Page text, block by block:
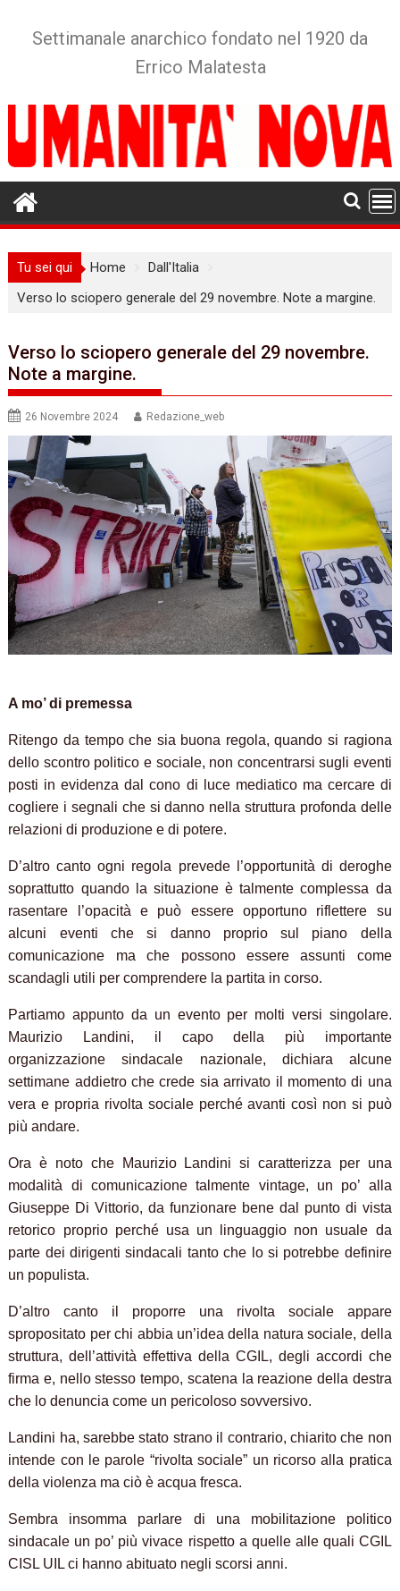
Settimanale anarchico fondato nel 1920 da
Errico Malatesta
Tu sei qui Home
Dall'Italia
Verso lo sciopero generale del 29 novembre. Note a margine.
Verso lo sciopero generale del 29 novembre.
Note a margine.
26 Novembre 2024 Redazione_web
A mo’ di premessa
Ritengo da tempo che sia buona regola, quando si ragiona
dello scontro politico e sociale, non concentrarsi sugli eventi
posti in evidenza dal cono di luce mediatico ma cercare di
cogliere i segnali che si danno nella struttura profonda delle
relazioni di produzione e di potere.
D’altro canto ogni regola prevede l’opportunità di deroghe
soprattutto quando la situazione è talmente complessa da
rasentare l’opacità e può essere opportuno riflettere su
alcuni eventi che si danno proprio sul piano della
comunicazione ma che possono essere assunti come
scandagli utili per comprendere la partita in corso.
Partiamo appunto da un evento per molti versi singolare.
Maurizio Landini, il capo della più importante
organizzazione sindacale nazionale, dichiara alcune
settimane addietro che crede sia arrivato il momento di una
vera e propria rivolta sociale perché avanti così non si può
più andare.
Ora è noto che Maurizio Landini si caratterizza per una
modalità di comunicazione talmente vintage, un po’ alla
Giuseppe Di Vittorio, da funzionare bene dal punto di vista
retorico proprio perché usa un linguaggio non usuale da
parte dei dirigenti sindacali tanto che lo si potrebbe definire
un populista.
D’altro canto il proporre una rivolta sociale appare
spropositato per chi abbia un’idea della natura sociale, della
struttura, dell’attività effettiva della CGIL, degli accordi che
firma e, nello stesso tempo, scatena la reazione della destra
che lo denuncia come un pericoloso sovversivo.
Landini ha, sarebbe stato strano il contrario, chiarito che non
intende con le parole “rivolta sociale” un ricorso alla pratica
della violenza ma ciò è acqua fresca.
Sembra insomma parlare di una mobilitazione politico
sindacale un po’ più vivace rispetto a quelle alle quali CGIL
CISL UIL ci hanno abituato negli scorsi anni.